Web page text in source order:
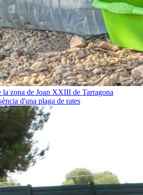
la zona de Joan XXIII de Tarragona
d'una plaga de rates